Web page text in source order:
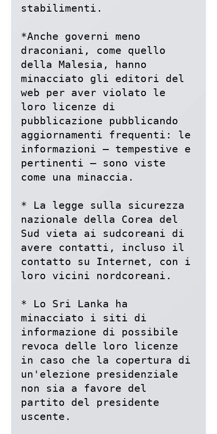
stabilimenti.
*Anche governi meno
draconiani, come quello
della Malesia, hanno
minacciato gli editori del
web per aver violato le
loro licenze di
pubblicazione pubblicando
aggiornamenti frequenti: le
informazioni – tempestive e
pertinenti – sono viste
come una minaccia.
* La legge sulla sicurezza
nazionale della Corea del
Sud vieta ai sudcoreani di
avere contatti, incluso il
contatto su Internet, con i
loro vicini nordcoreani.
* Lo Sri Lanka ha
minacciato i siti di
informazione di possibile
revoca delle loro licenze
in caso che la copertura di
un'elezione presidenziale
non sia a favore del
partito del presidente
uscente.